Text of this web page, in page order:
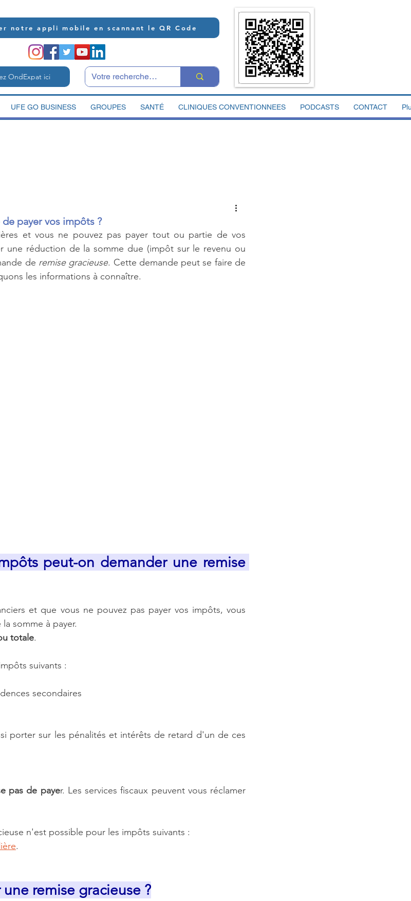
notre appli mobile en scannant le QR Code
OndExpat ici
UFE GO BUSINESS GROUPES SANTÉ CLINIQUES CONVENTIONNEES PODCASTS CONTACT
payer vos impôts ?
et vous ne pouvez pas payer tout ou partie de vos
une réduction de la somme due (impôt sur le revenu ou
de remise gracieuse. Cette demande peut se faire de
les informations à connaître.
peut-on demander une remise
et que vous ne pouvez pas payer vos impôts, vous
somme à payer.
totale.
suivants :
secondaires
porter sur les pénalités et intérêts de retard d'un de ces
pas de payer. Les services fiscaux peuvent vous réclamer
n'est possible pour les impôts suivants :
.
remise gracieuse ?